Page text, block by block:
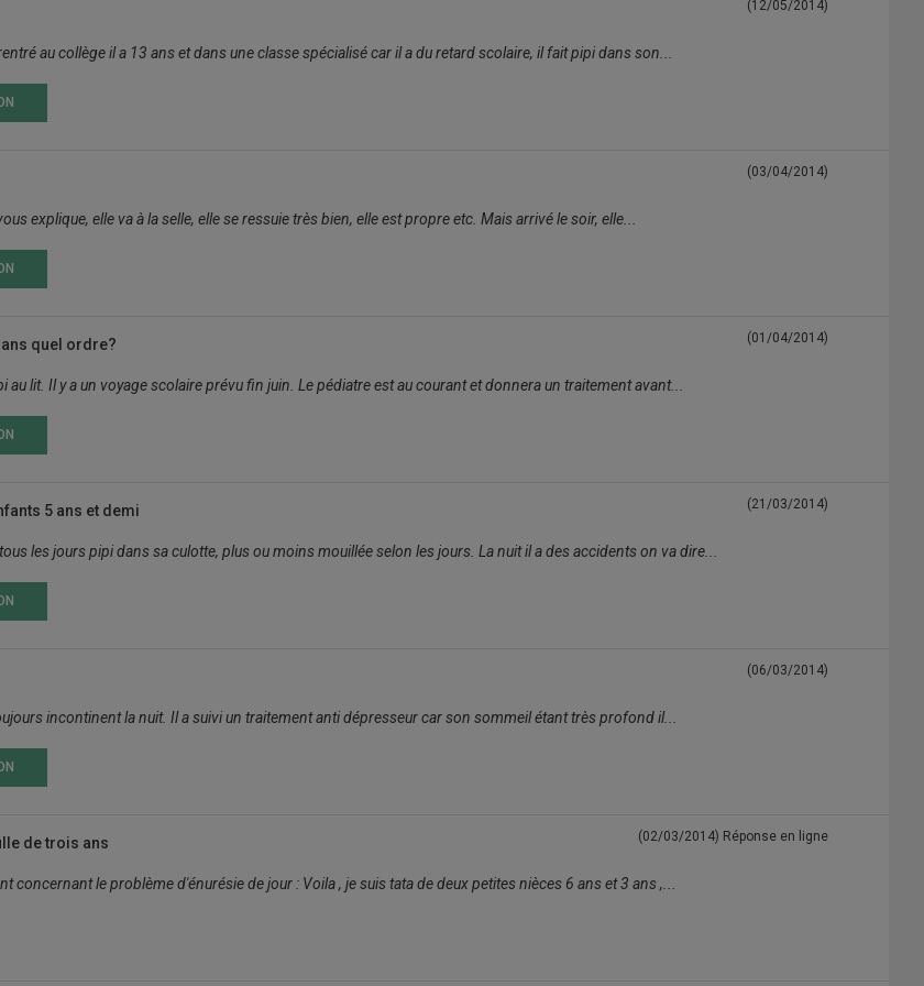
(12/05/2014)
au collège il a 13 ans et dans une classe spécialisé car il a du retard scolaire, il fait pipi dans son...
(03/04/2014)
explique, elle va à la selle, elle se ressuie très bien, elle est propre etc. Mais arrivé le soir, elle...
quel ordre? (01/04/2014)
lit. Il y a un voyage scolaire prévu fin juin. Le pédiatre est au courant et donnera un traitement avant...
5 ans et demi (21/03/2014)
les jours pipi dans sa culotte, plus ou moins mouillée selon les jours. La nuit il a des accidents on va dire...
(06/03/2014)
incontinent la nuit. Il a suivi un traitement anti dépresseur car son sommeil étant très profond il...
de trois ans (02/03/2014) Réponse en ligne
concernant le problème d'énurésie de jour : Voila , je suis tata de deux petites nièces 6 ans et 3 ans ,...